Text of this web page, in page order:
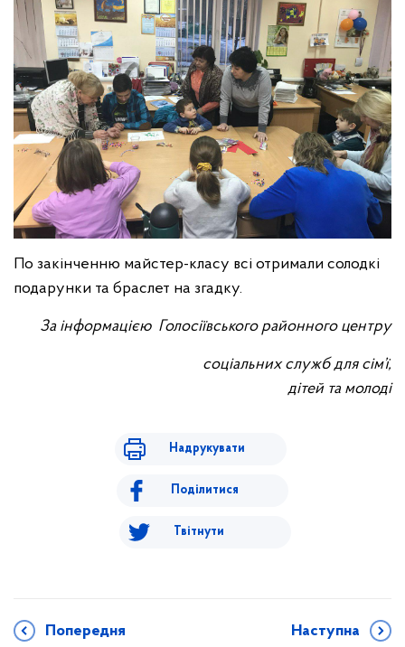
По закінченню майстер-класу всі отримали солодкі
подарунки та браслет на згадку.
За інформацією Голосіївського районного центру
соціальних служб для сім’ї,
дітей та молоді
Надрукувати
Поділитися
Твітнути
Попередня Наступна